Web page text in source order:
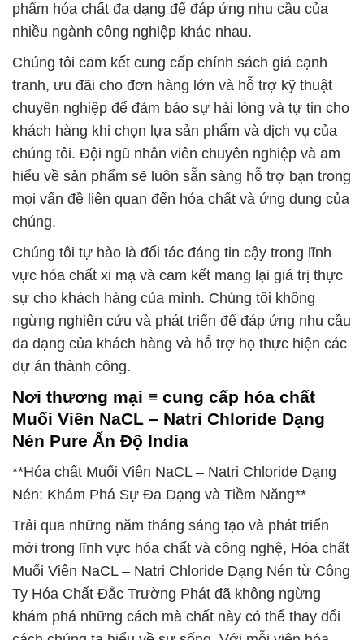
phẩm hóa chất đa dạng để đáp ứng nhu cầu của
nhiều ngành công nghiệp khác nhau.
Chúng tôi cam kết cung cấp chính sách giá cạnh
tranh, ưu đãi cho đơn hàng lớn và hỗ trợ kỹ thuật
chuyên nghiệp để đảm bảo sự hài lòng và tự tin cho
khách hàng khi chọn lựa sản phẩm và dịch vụ của
chúng tôi. Đội ngũ nhân viên chuyên nghiệp và am
hiểu về sản phẩm sẽ luôn sẵn sàng hỗ trợ bạn trong
mọi vấn đề liên quan đến hóa chất và ứng dụng của
chúng.
Chúng tôi tự hào là đối tác đáng tin cậy trong lĩnh
vực hóa chất xi mạ và cam kết mang lại giá trị thực
sự cho khách hàng của mình. Chúng tôi không
ngừng nghiên cứu và phát triển để đáp ứng nhu cầu
đa dạng của khách hàng và hỗ trợ họ thực hiện các
dự án thành công.
Nơi thương mại ≡ cung cấp hóa chất
Muối Viên NaCL – Natri Chloride Dạng
Nén Pure Ấn Độ India
**Hóa chất Muối Viên NaCL – Natri Chloride Dạng
Nén: Khám Phá Sự Đa Dạng và Tiềm Năng**
Trải qua những năm tháng sáng tạo và phát triển
mới trong lĩnh vực hóa chất và công nghệ, Hóa chất
Muối Viên NaCL – Natri Chloride Dạng Nén từ Công
Ty Hóa Chất Đắc Trường Phát đã không ngừng
khám phá những cách mà chất này có thể thay đổi